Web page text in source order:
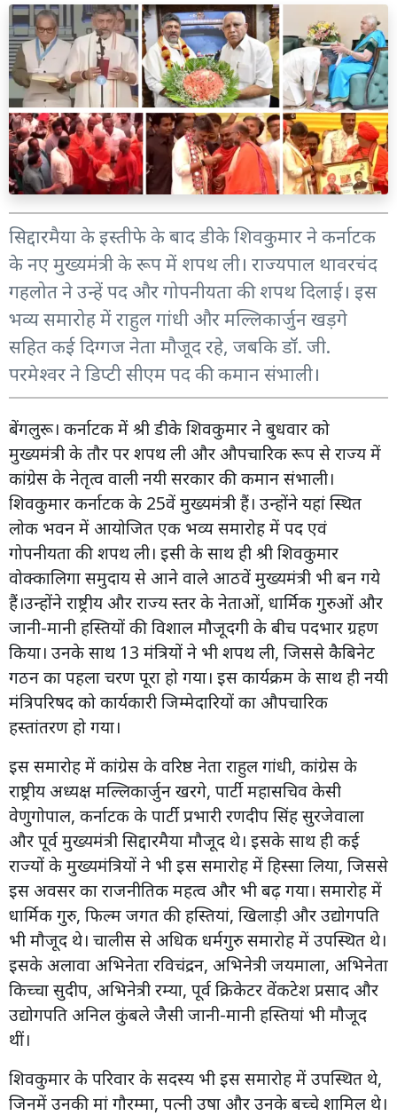
सिद्दारमैया के इस्तीफे के बाद डीके शिवकुमार ने कर्नाटक
के नए मुख्यमंत्री के रूप में शपथ ली। राज्यपाल थावरचंद
गहलोत ने उन्हें पद और गोपनीयता की शपथ दिलाई। इस
भव्य समारोह में राहुल गांधी और मल्लिकार्जुन खड़गे
सहित कई दिग्गज नेता मौजूद रहे, जबकि डॉ. जी.
परमेश्वर ने डिप्टी सीएम पद की कमान संभाली।
बेंगलुरू। कर्नाटक में श्री डीके शिवकुमार ने बुधवार को
मुख्यमंत्री के तौर पर शपथ ली और औपचारिक रूप से राज्य में
कांग्रेस के नेतृत्व वाली नयी सरकार की कमान संभाली।
शिवकुमार कर्नाटक के 25वें मुख्यमंत्री हैं। उन्होंने यहां स्थित
लोक भवन में आयोजित एक भव्य समारोह में पद एवं
गोपनीयता की शपथ ली। इसी के साथ ही श्री शिवकुमार
वोक्कालिगा समुदाय से आने वाले आठवें मुख्यमंत्री भी बन गये
हैं।उन्होंने राष्ट्रीय और राज्य स्तर के नेताओं, धार्मिक गुरुओं और
जानी-मानी हस्तियों की विशाल मौजूदगी के बीच पदभार ग्रहण
किया। उनके साथ 13 मंत्रियों ने भी शपथ ली, जिससे कैबिनेट
गठन का पहला चरण पूरा हो गया। इस कार्यक्रम के साथ ही नयी
मंत्रिपरिषद को कार्यकारी जिम्मेदारियों का औपचारिक
हस्तांतरण हो गया।
इस समारोह में कांग्रेस के वरिष्ठ नेता राहुल गांधी, कांग्रेस के
राष्ट्रीय अध्यक्ष मल्लिकार्जुन खरगे, पार्टी महासचिव केसी
वेणुगोपाल, कर्नाटक के पार्टी प्रभारी रणदीप सिंह सुरजेवाला
और पूर्व मुख्यमंत्री सिद्दारमैया मौजूद थे। इसके साथ ही कई
राज्यों के मुख्यमंत्रियों ने भी इस समारोह में हिस्सा लिया, जिससे
इस अवसर का राजनीतिक महत्व और भी बढ़ गया। समारोह में
धार्मिक गुरु, फिल्म जगत की हस्तियां, खिलाड़ी और उद्योगपति
भी मौजूद थे। चालीस से अधिक धर्मगुरु समारोह में उपस्थित थे।
इसके अलावा अभिनेता रविचंद्रन, अभिनेत्री जयमाला, अभिनेता
किच्चा सुदीप, अभिनेत्री रम्या, पूर्व क्रिकेटर वेंकटेश प्रसाद और
उद्योगपति अनिल कुंबले जैसी जानी-मानी हस्तियां भी मौजूद
थीं।
शिवकुमार के परिवार के सदस्य भी इस समारोह में उपस्थित थे,
जिनमें उनकी मां गौरम्मा, पत्नी उषा और उनके बच्चे शामिल थे।